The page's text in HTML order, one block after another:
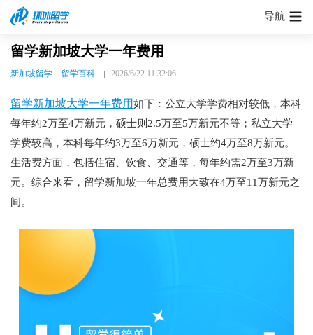
导航
留学新加坡大学一年费用
新加坡留学 留学百科 2026/6/22 11:32:06
留学新加坡大学一年费用如下：公立大学学费相对较低，本科
每年约2万至4万新元，硕士则2.5万至5万新元不等；私立大学
学费较高，本科每年约3万至6万新元，硕士约4万至8万新元。
生活费方面，包括住宿、饮食、交通等，每年约需2万至3万新
元。综合来看，留学新加坡一年总费用大致在4万至11万新元之
间。